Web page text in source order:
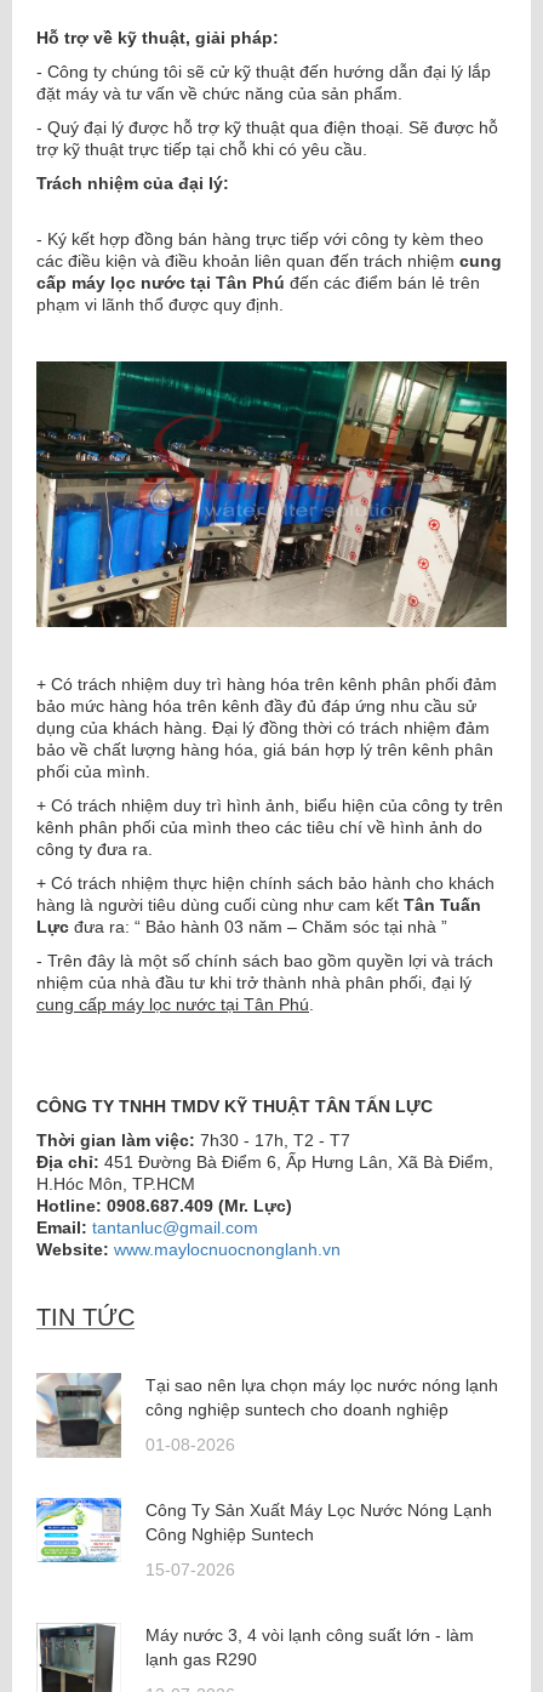
Hỗ trợ về kỹ thuật, giải pháp:
- Công ty chúng tôi sẽ cử kỹ thuật đến hướng dẫn đại lý lắp
đặt máy và tư vấn về chức năng của sản phẩm.
- Quý đại lý được hỗ trợ kỹ thuật qua điện thoại. Sẽ được hỗ
trợ kỹ thuật trực tiếp tại chỗ khi có yêu cầu.
Trách nhiệm của đại lý:
- Ký kết hợp đồng bán hàng trực tiếp với công ty kèm theo
các điều kiện và điều khoản liên quan đến trách nhiệm cung
cấp máy lọc nước tại Tân Phú đến các điểm bán lẻ trên
phạm vi lãnh thổ được quy định.
+ Có trách nhiệm duy trì hàng hóa trên kênh phân phối đảm
bảo mức hàng hóa trên kênh đầy đủ đáp ứng nhu cầu sử
dụng của khách hàng. Đại lý đồng thời có trách nhiệm đảm
bảo về chất lượng hàng hóa, giá bán hợp lý trên kênh phân
phối của mình.
+ Có trách nhiệm duy trì hình ảnh, biểu hiện của công ty trên
kênh phân phối của mình theo các tiêu chí về hình ảnh do
công ty đưa ra.
+ Có trách nhiệm thực hiện chính sách bảo hành cho khách
hàng là người tiêu dùng cuối cùng như cam kết Tân Tuấn
Lực đưa ra: “ Bảo hành 03 năm – Chăm sóc tại nhà ”
- Trên đây là một số chính sách bao gồm quyền lợi và trách
nhiệm của nhà đầu tư khi trở thành nhà phân phối, đại lý
cung cấp máy lọc nước tại Tân Phú
CÔNG TY TNHH TMDV KỸ THUẬT TÂN TẤN LỰC
Thời gian làm việc: 7h30 - 17h, T2 - T7
Địa chỉ: 451 Đường Bà Điểm 6, Ấp Hưng Lân, Xã Bà Điểm,
H.Hóc Môn, TP.HCM
Hotline: 0908.687.409 (Mr. Lực)
Email: tantanluc@gmail.com
Website: www.maylocnuocnonglanh.vn
TIN TỨC
Tại sao nên lựa chọn máy lọc nước nóng lạnh
công nghiệp suntech cho doanh nghiệp
01-08-2026
Công Ty Sản Xuất Máy Lọc Nước Nóng Lạnh
Công Nghiệp Suntech
15-07-2026
Máy nước 3, 4 vòi lạnh công suất lớn - làm
lạnh gas R290